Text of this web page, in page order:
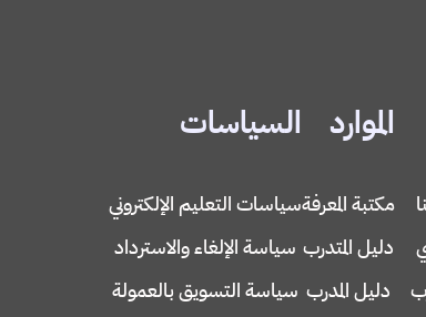
الموارد
مكتبة المعرفة
دليل المتدرب
دليل المدرب
السياسات
سياسات التعليم الإلكتروني
سياسة الإلغاء والاسترداد
سياسة التسويق بالعمولة